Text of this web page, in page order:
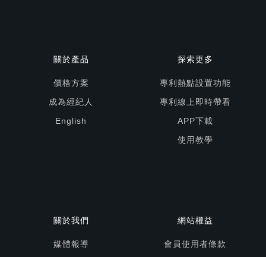
關於產品
價格方案
成為經紀人
English
探索更多
專利熱點設置功能
專利線上即時帶看
APP下載
使用教學
關於我們
媒體報導
網站權益
會員使用者條款